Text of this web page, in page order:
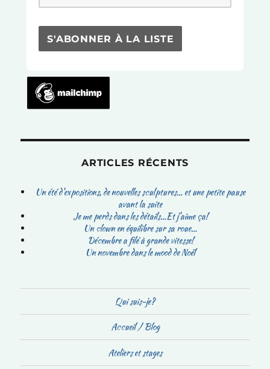
ARTICLES RÉCENTS
Un été d’expositions, de nouvelles sculptures… et une petite pause
avant la suite
Je me perds dans les détails…Et j’aime ça!
Un clown en équilibre sur sa roue…
Décembre a filé à grande vitesse!
Un novembre dans le mood de Noël
Qui suis-je?
Accueil / Blog
Ateliers et stages